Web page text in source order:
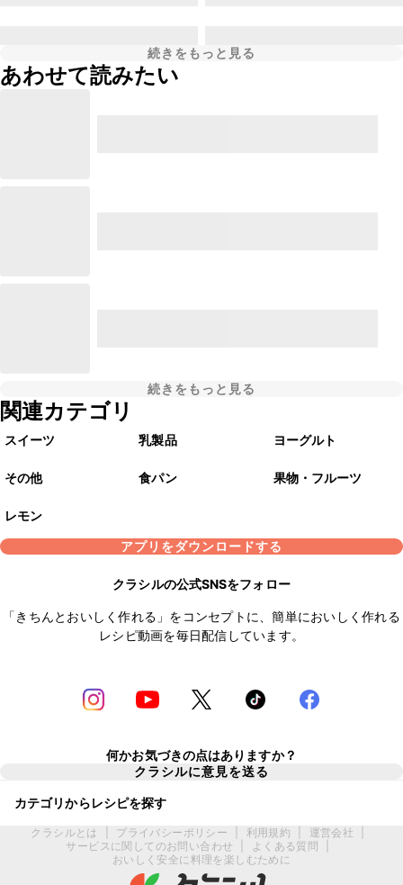
続きをもっと見る
あわせて読みたい
続きをもっと見る
関連カテゴリ
スイーツ 乳製品 ヨーグルト
その他 食パン 果物・フルーツ
レモン
アプリをダウンロードする
クラシルの公式SNSをフォロー
「きちんとおいしく作れる」をコンセプトに、簡単においしく作れる
レシピ動画を毎日配信しています。
何かお気づきの点はありますか？
クラシルに意見を送る
カテゴリからレシピを探す
クラシルとは プライバシーポリシー 利用規約 運営会社
サービスに関してのお問い合わせ
よくある質問
おいしく安全に料理を楽しむために